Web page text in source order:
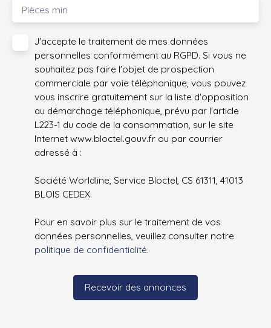
Pièces min
J'accepte le traitement de mes données
personnelles conformément au RGPD. Si vous ne
souhaitez pas faire l'objet de prospection
commerciale par voie téléphonique, vous pouvez
vous inscrire gratuitement sur la liste d'opposition
au démarchage téléphonique, prévu par l'article
L223-1 du code de la consommation, sur le site
Internet www.bloctel.gouv.fr ou par courrier
adressé à :
Société Worldline, Service Bloctel, CS 61311, 41013
BLOIS CEDEX.
Pour en savoir plus sur le traitement de vos
données personnelles, veuillez consulter notre
politique de confidentialité.
Recevoir des annonces